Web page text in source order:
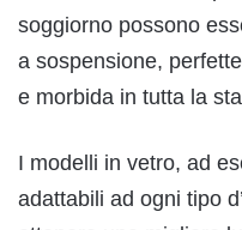
soggiorno possono
a sospensione,
e morbida in tutta la
I modelli in vetro, ad
adattabili ad ogni tipo